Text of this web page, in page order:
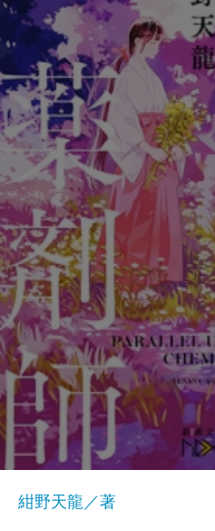
紺野天龍／著